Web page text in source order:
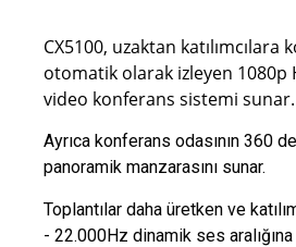
CX5100, uzaktan katılımcılara
otomatik olarak izleyen
video konferans sistemi sunar.
Ayrıca konferans odasının 360
panoramik manzarasını sunar.
Toplantılar daha üretken ve
- 22.000Hz dinamik ses